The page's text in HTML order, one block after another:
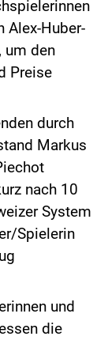
Alex-Huber-
um den
Preise
durch
Markus
nach 10
System
Spielerin
und
die